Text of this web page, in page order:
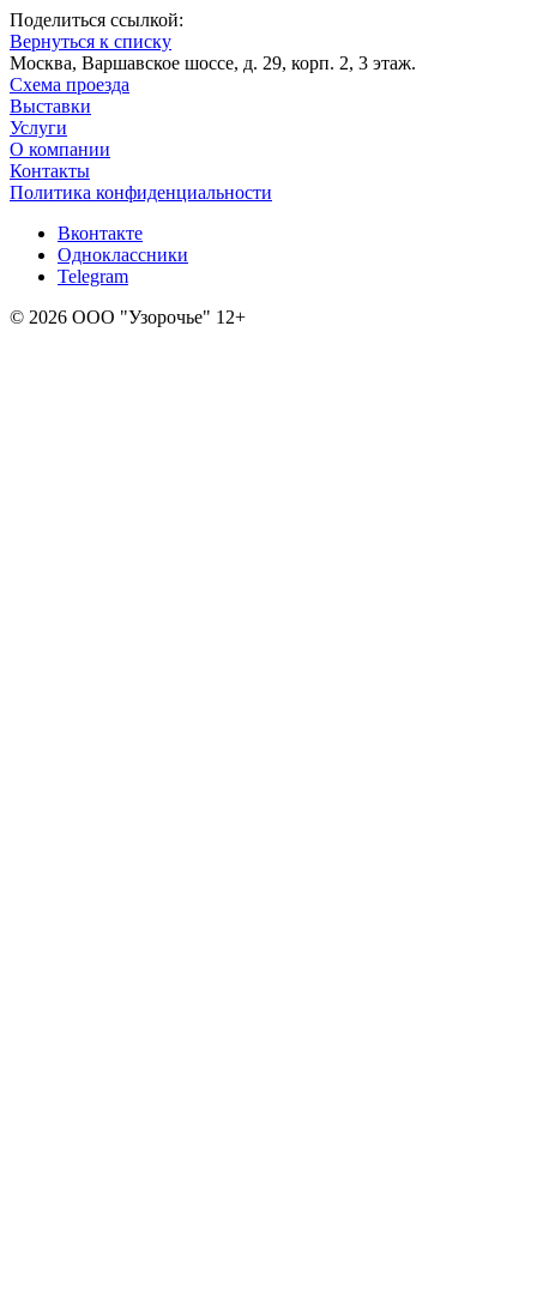
Поделиться ссылкой:
Вернуться к списку
Москва, Варшавское шоссе, д. 29, корп. 2, 3 этаж.
Схема проезда
Выставки
Услуги
О компании
Контакты
Политика конфиденциальности
Вконтакте
Одноклассники
Telegram
© 2026 ООО "Узорочье" 12+